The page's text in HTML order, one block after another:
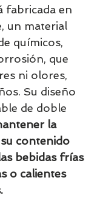
fabricada en
un material
químicos,
que
ni olores,
Su diseño
de doble
la
contenido
bebidas frías
o calientes